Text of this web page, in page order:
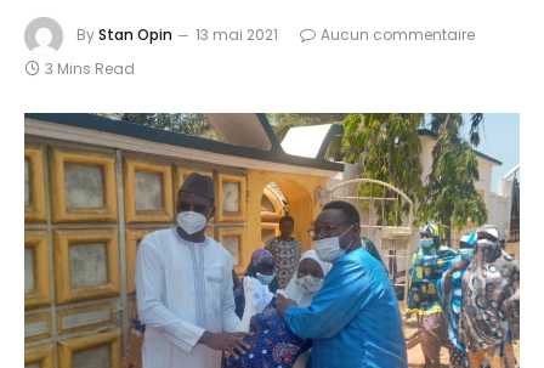
ByStan Opin 13 mai 2021
Aucun commentaire
3 Mins Read